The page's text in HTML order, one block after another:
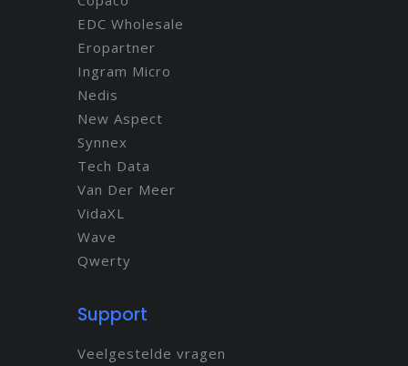
EDC Wholesale
Eropartner
Ingram Micro
Nedis
New Aspect
Synnex
Tech Data
Van Der Meer
VidaXL
Wave
Qwerty
Support
Veelgestelde vragen